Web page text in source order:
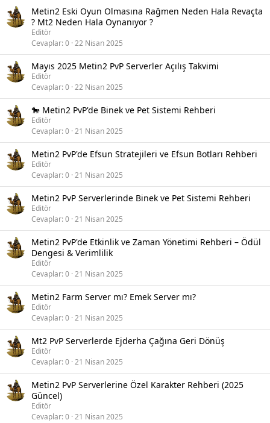
Metin2 Eski Oyun Olmasına Rağmen Neden Hala Revaçta
? Mt2 Neden Hala Oynanıyor ?
Editör
Cevaplar 0 22 Nisan 2025
Mayıs 2025 Metin2 PvP Serverler Açılış Takvimi
Editör
Cevaplar 0 22 Nisan 2025
🐎 Metin2 PvP'de Binek ve Pet Sistemi Rehberi
Editör
Cevaplar 0 21 Nisan 2025
Metin2 PvP'de Efsun Stratejileri ve Efsun Botları Rehberi
Editör
Cevaplar 0 21 Nisan 2025
Metin2 PvP Serverlerinde Binek ve Pet Sistemi Rehberi
Editör
Cevaplar 0 21 Nisan 2025
Metin2 PvP'de Etkinlik ve Zaman Yönetimi Rehberi – Ödül
Dengesi & Verimlilik
Editör
Cevaplar 0 21 Nisan 2025
Metin2 Farm Server mı? Emek Server mı?
Editör
Cevaplar 0 21 Nisan 2025
Mt2 PvP Serverlerde Ejderha Çağına Geri Dönüş
Editör
Cevaplar 0 21 Nisan 2025
Metin2 PvP Serverlerine Özel Karakter Rehberi (2025
Güncel)
Editör
Cevaplar 0 21 Nisan 2025